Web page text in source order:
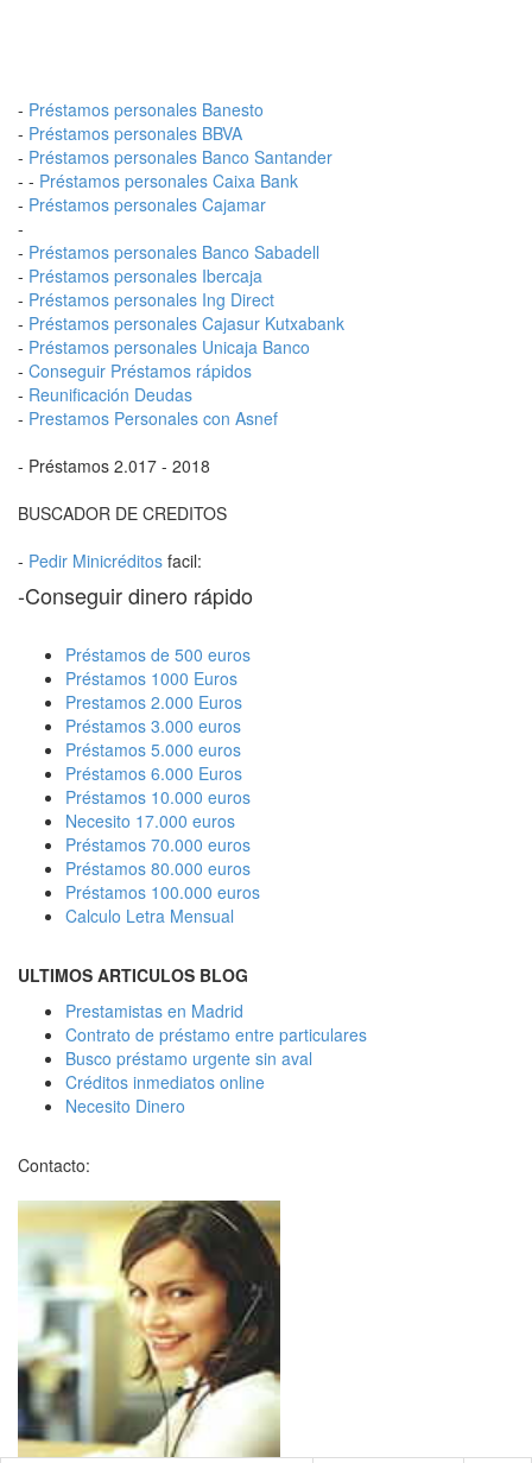
- Préstamos personales Banesto
- Préstamos personales BBVA
- Préstamos personales Banco Santander
- - Préstamos personales Caixa Bank
- Préstamos personales Cajamar
-
- Préstamos personales Banco Sabadell
- Préstamos personales Ibercaja
- Préstamos personales Ing Direct
- Préstamos personales Cajasur Kutxabank
- Préstamos personales Unicaja Banco
- Conseguir Préstamos rápidos
- Reunificación Deudas
- Prestamos Personales con Asnef
- Préstamos 2.017 - 2018
BUSCADOR DE CREDITOS
- Pedir Minicréditos facil:
-Conseguir dinero rápido
Préstamos de 500 euros
Préstamos 1000 Euros
Prestamos 2.000 Euros
Préstamos 3.000 euros
Préstamos 5.000 euros
Préstamos 6.000 Euros
Préstamos 10.000 euros
Necesito 17.000 euros
Préstamos 70.000 euros
Préstamos 80.000 euros
Préstamos 100.000 euros
Calculo Letra Mensual
ULTIMOS ARTICULOS BLOG
Prestamistas en Madrid
Contrato de préstamo entre particulares
Busco préstamo urgente sin aval
Créditos inmediatos online
Necesito Dinero
Contacto: